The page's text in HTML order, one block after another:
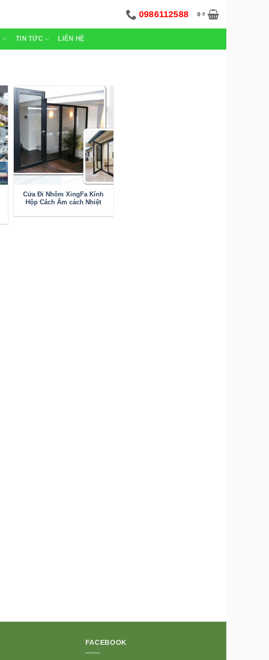
0986112588 0 ₫
TIN TỨC LIÊN HỆ
Cửa Đi Nhôm XingFa Kính
Hộp Cách Âm cách Nhiệt
FACEBOOK